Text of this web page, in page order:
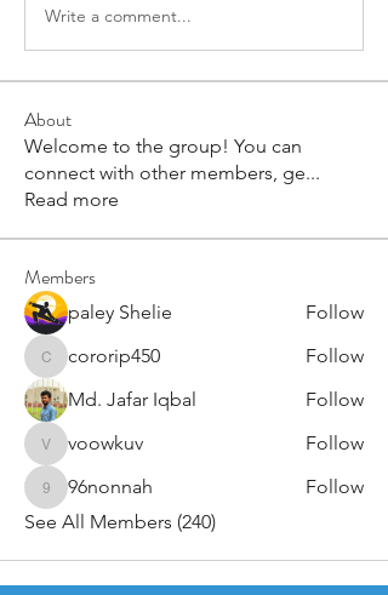
Write a comment...
About
Welcome to the group! You can
connect with other members, ge...
Read more
Members
paley Shelie Follow
cororip450
cororip450
Follow
Md. Jafar Iqbal
Follow
voowkuv
voowkuv Follow
96nonnah
96nonnah
Follow
See All Members (240)